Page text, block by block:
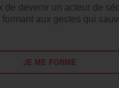
de devenir un acteur de
aux gestes qui
JE ME FORME